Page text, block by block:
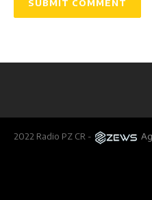
2022 Radio PZ CR -